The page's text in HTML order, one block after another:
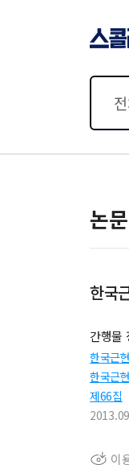
논문
한국
간행물
한국근
한국근
제66집
2013.09
이